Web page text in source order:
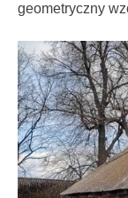
geometryczny